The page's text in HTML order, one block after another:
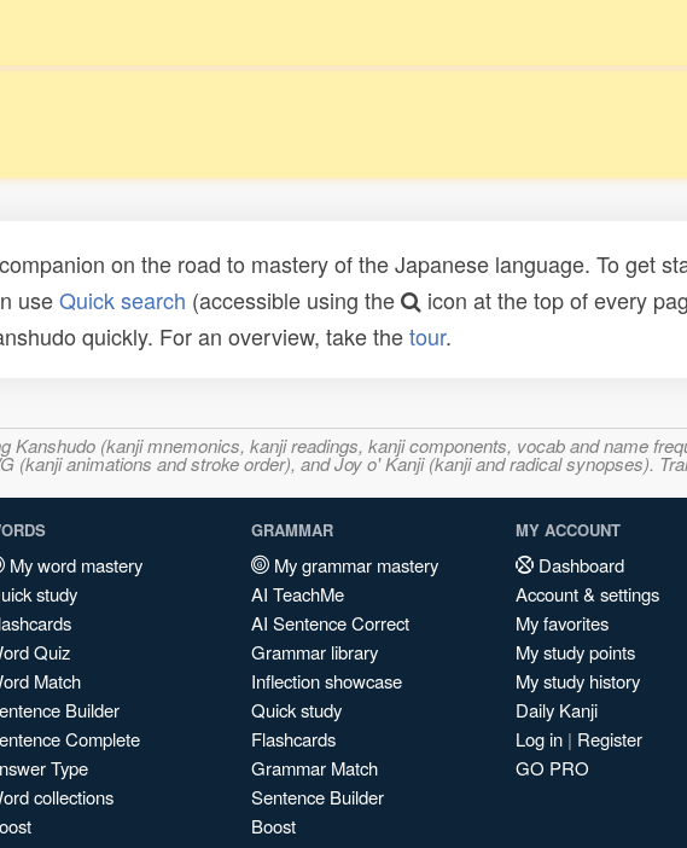
on the road to mastery of the Japanese language. To get
useQuick search (accessible using the
icon at the top of every
quickly. For an overview, take thetour.
(kanji mnemonics, kanji readings, kanji components, vocab and name
(kanji animations and stroke order), and Joy o' Kanji (kanji and radical synopses).
My word mastery
study
Quiz
Match
Builder
Complete
Type
collections
GRAMMAR
My grammar mastery
AI TeachMe
AI Sentence Correct
Grammar library
Inflection showcase
Quick study
Flashcards
Grammar Match
Sentence Builder
Boost
MY ACCOUNT
Dashboard
Account & settings
My favorites
My study points
My study history
Daily Kanji
Log in | Register
GO PRO